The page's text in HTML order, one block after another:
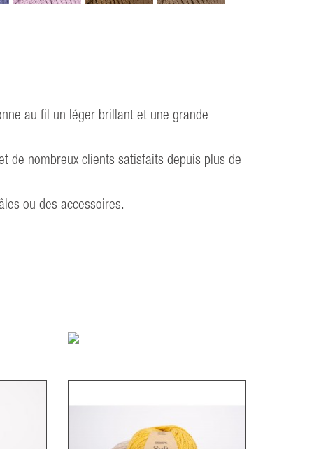
au fil un léger brillant et une grande
de nombreux clients satisfaits depuis plus de
ou des accessoires.